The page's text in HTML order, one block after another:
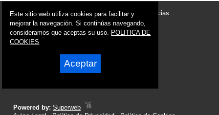
© 2006 - 2026 Portal de Las Torres de Cotillas Noticias
info@portaldelastorresdecotillas.es
Síguenos en:
Powered by:Superweb
Este sitio web utiliza cookies para facilitar y
mejorar la navegación. Si continúas navegando,
consideramos que aceptas su uso. POLITICA DE
COOKIES
Aceptar